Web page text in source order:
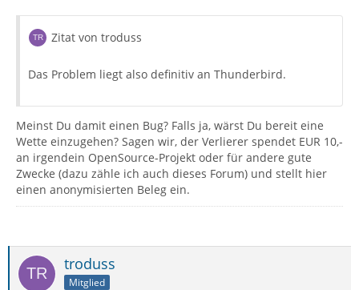
Zitat von troduss
Das Problem liegt also definitiv an Thunderbird.
Meinst Du damit einen Bug? Falls ja, wärst Du bereit eine
Wette einzugehen? Sagen wir, der Verlierer spendet EUR 10,-
an irgendein OpenSource-Projekt oder für andere gute
Zwecke (dazu zähle ich auch dieses Forum) und stellt hier
einen anonymisierten Beleg ein.
troduss
Mitglied